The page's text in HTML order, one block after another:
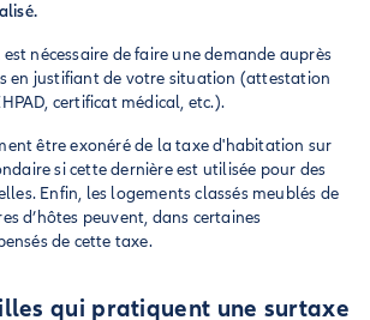
nécessaire de faire une demande auprès
en justifiant de votre situation (attestation
certificat médical, etc.).
être exonéré de la taxe d'habitation sur
si cette dernière est utilisée pour des
Enfin, les logements classés meublés de
d’hôtes peuvent, dans certaines
de cette taxe.
qui pratiquent une surtaxe